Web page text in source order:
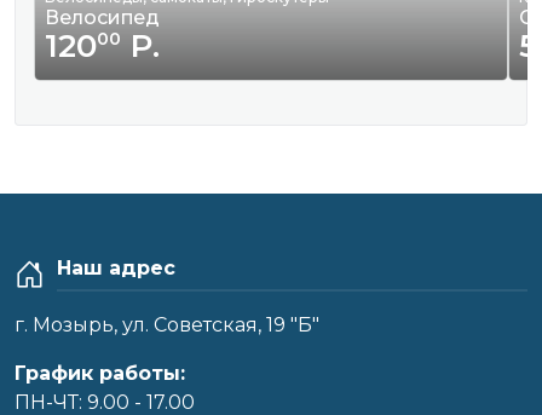
Велосипед
12000Р.
Наш адрес
г. Мозырь, ул. Советская, 19 "Б"
График работы:
ПН-ЧТ: 9.00 - 17.00